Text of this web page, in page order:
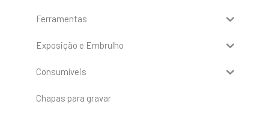
Ferramentas
Exposição e Embrulho
Consumíveis
Chapas para gravar